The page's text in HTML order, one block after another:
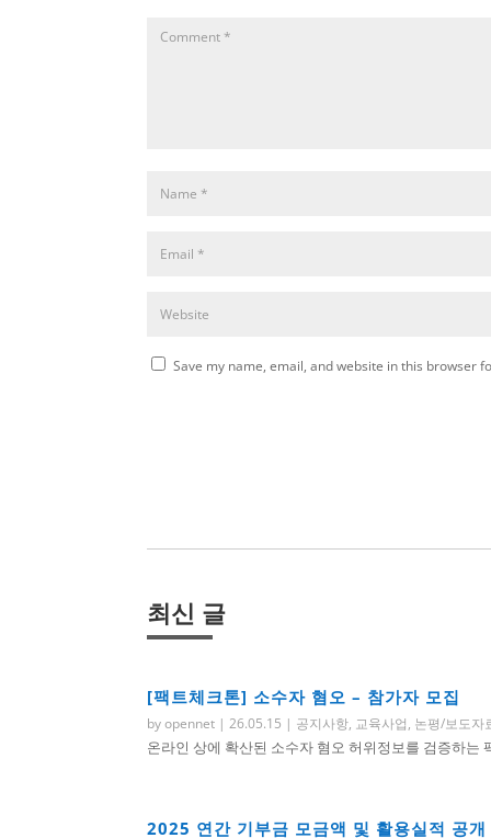
Save my name, email, and website in this browser
최신 글
[팩트체크톤] 소수자 혐오 – 참가자 모집
byopennet |26.05.15 | 공지사항, 교육사업, 논평/보도자
온라인 상에 확산된 소수자 혐오 허위정보를 검증하는
2025 연간 기부금 모금액 및 활용실적 공개